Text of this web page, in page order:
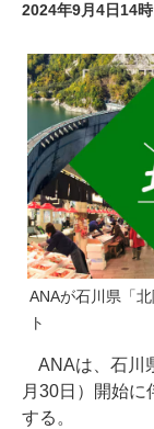
2024年9月4日14
ANAが石川県「
ト
ANAは、石川
月30日）開始に
する。